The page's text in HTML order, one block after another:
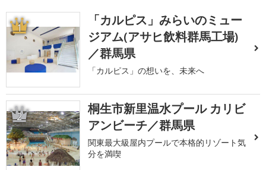
1
「カルピス」みらいのミュー
ジアム(アサヒ飲料群馬工場)
／群馬県
「カルピス」の想いを、未来へ
2
桐生市新里温水プール カリビ
アンビーチ／群馬県
関東最大級屋内プールで本格的リゾート気
分を満喫